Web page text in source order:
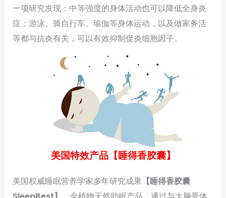
一项研究发现：中等强度的身体活动也可以降低全身炎
症：游泳、骑自行车、瑜伽等身体运动，以及做家务活
等都与抗炎有关，可以有效抑制促炎细胞因子。
美国特效产品【睡得香胶囊】
美国权威睡眠营养学家多年研究成果 【睡得香胶囊